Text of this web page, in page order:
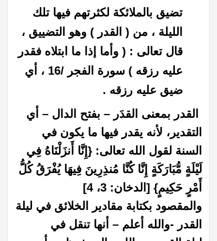
تضيق بالملائكة لكثرتهم فيها تلك
الليلة ، من ( القدر ) وهو التضييق ،
قال تعالى : ( وأما إذا ما ابتلاه فقدر
عليه رزقه ) سورة الفجر /16 ، أي
ضيق عليه رزقه .
القدر بمعنى القدَر – بفتح الدال – أي
التقدير، لأنه يقدر فيها ما يكون في
السنة لقول الله تعالى‏:‏ ‏{‏إِنَّا أَنزَلْنَاهُ فِي
لَيْلَةٍ مُّبَارَكَةٍ إِنَّا كُنَّا مُنذِرِينَ فِيهَا يُفْرَقُ كُلُّ
أَمْرٍ حَكِيمٍ‏}‏ ‏‏[الدخان‏:‏ 3، 4]
والمقصود بكتابة مقادير الخلائق في ليلة
القدر -والله أعلم – أنها تنقل في